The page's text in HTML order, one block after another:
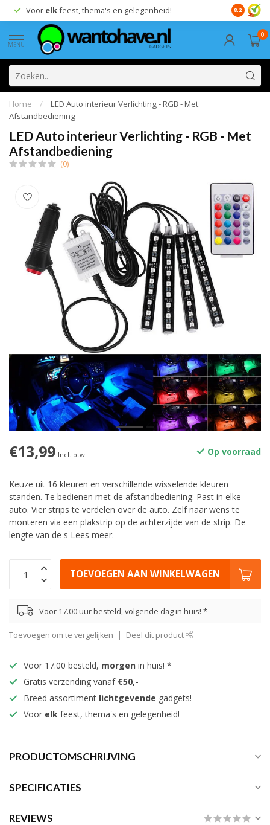
Voor elkfeest, thema's en gelegenheid! 8.2
MENU
0
Home /
LED Auto interieur Verlichting - RGB - Met
Afstandbediening
LED Auto interieur Verlichting - RGB - Met
Afstandbediening
(0)
€13,99 Incl. btw Op voorraad
Keuze uit 16 kleuren en verschillende wisselende kleuren
standen. Te bedienen met de afstandbediening. Past in elke
auto. Vier strips te verdelen over de auto. Zelf naar wens te
monteren via een plakstrip op de achterzijde van de strip. De
lengte van de s Lees meer.
TOEVOEGEN AAN WINKELWAGEN
Voor 17.00 uur besteld, volgende dag in huis! *
Toevoegen om te vergelijken Deel dit product
Voor 17.00 besteld, morgen in huis! *
Gratis verzending vanaf €50,-
Breed assortiment lichtgevende gadgets!
Voor elk feest, thema's en gelegenheid!
PRODUCTOMSCHRIJVING
SPECIFICATIES
REVIEWS